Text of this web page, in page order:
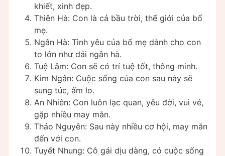
khiết, xinh đẹp.
Thiên Hà: Con là cả bầu trời, thế giới của bố
mẹ.
Ngân Hà: Tình yêu của bố mẹ dành cho con
to lớn như dải ngân hà.
Tuệ Lâm: Con sẽ có trí tuệ tốt, thông minh.
Kim Ngân: Cuộc sống của con sau này sẽ
sung túc, ấm lo.
An Nhiên: Con luôn lạc quan, yêu đời, vui vẻ,
gặp nhiều may mắn.
Thảo Nguyên: Sau này nhiều cơ hội, may mắn
đến với con.
Tuyết Nhung: Cô gái dịu dàng, có cuộc sống